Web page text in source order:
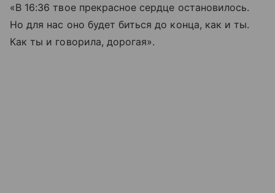
«В 16:36 твое прекрасное сердце остановилось.
Но для нас оно будет биться до конца, как и ты.
Как ты и говорила, дорогая».